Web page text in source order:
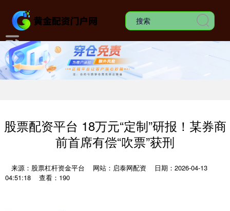
股票配资平台 18万元“定制”研报！某券商
前首席有偿“吹票”获刑
来源：股票杠杆资金平台 网站：启泰网配资
日期：2026-04-13
04:51:18
查看：190